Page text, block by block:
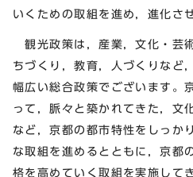
いくための取組を進め，進化さ
観光政策は，産業，文化・芸
ちづくり，教育，人づくりなど
幅広い総合政策でございます。
って，脈々と築かれてきた，文
など，京都の都市特性をしっか
な取組を進めるとともに，京都
格を高めていく取組を実施して